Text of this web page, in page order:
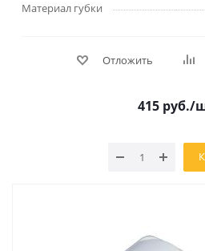
Материал губки
Отложить
415руб./